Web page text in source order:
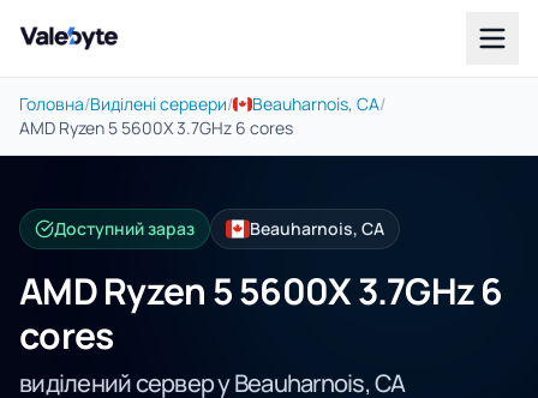
Valebyte
Головна/Виділені сервери/ Beauharnois, CA/
AMD Ryzen 5 5600X 3.7GHz 6 cores
Доступний зараз Beauharnois, CA
AMD Ryzen 5 5600X 3.7GHz 6
cores
виділений сервер у Beauharnois, CA